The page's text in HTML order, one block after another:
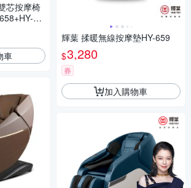
芯按摩椅
75
車
輝葉 揉暖無線按摩墊HY-659
$3,280
券
加入購物車